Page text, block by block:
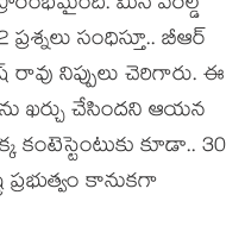
సంధిస్తూ.. బీఆర్
నిప్పులు చెరిగారు. ఈ
ఖ‌ర్చు చేసింద‌ని ఆయ‌న
కంటెస్టెంటుకు కూడా.. 30
కానుక‌గా